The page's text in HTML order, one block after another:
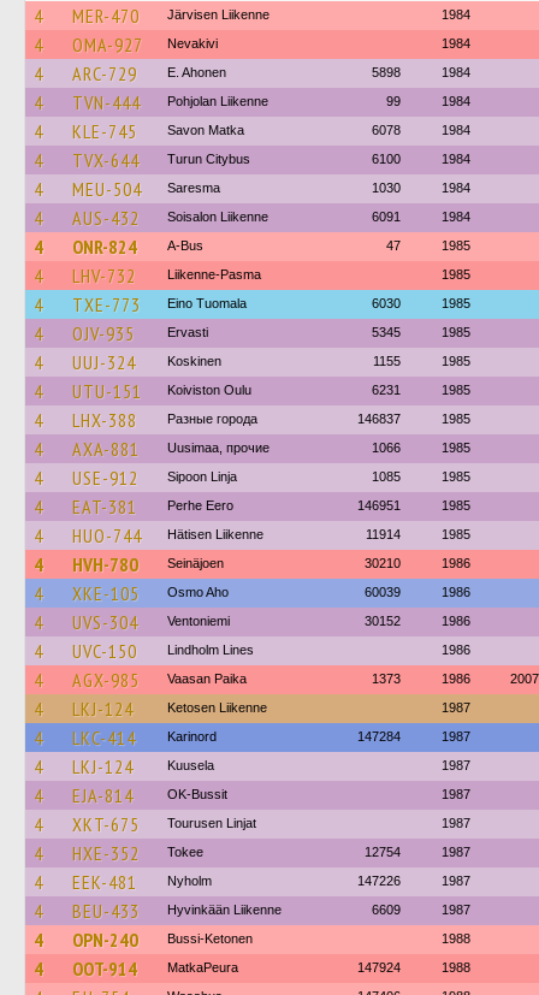
4 MER-470 Järvisen Liikenne 1984
4 OMA-927 Nevakivi 1984
4 ARC-729 E. Ahonen 5898 1984
4 TVN-444 Pohjolan Liikenne 99 1984
4 KLE-745 Savon Matka 6078 1984
4 TVX-644 Turun Citybus 6100 1984
4 MEU-504 Saresma 1030 1984
4 AUS-432 Soisalon Liikenne 6091 1984
4 ONR-824 A-Bus 47 1985
4 LHV-732 Liikenne-Pasma 1985
4 TXE-773 Eino Tuomala 6030 1985
4 OJV-935 Ervasti 5345 1985
4 UUJ-324 Koskinen 1155 1985
4 UTU-151 Koiviston Oulu 6231 1985
4 LHX-388 Разные города 146837 1985
4 AXA-881 Uusimaa, прочие 1066 1985
4 USE-912 Sipoon Linja 1085 1985
4 EAT-381 Perhe Eero 146951 1985
4 HUO-744 Hätisen Liikenne 11914 1985
4 HVH-780 Seinäjoen 30210 1986
4 XKE-105 Osmo Aho 60039 1986
4 UVS-304 Ventoniemi 30152 1986
4 UVC-150 Lindholm Lines 1986
4 AGX-985 Vaasan Paika 1373 1986 2007
4 LKJ-124 Ketosen Liikenne 1987
4 LKC-414 Karinord 147284 1987
4 LKJ-124 Kuusela 1987
4 EJA-814 OK-Bussit 1987
4 XKT-675 Tourusen Linjat 1987
4 HXE-352 Tokee 12754 1987
4 EEK-481 Nyholm 147226 1987
4 BEU-433 Hyvinkään Liikenne 6609 1987
4 OPN-240 Bussi-Ketonen 1988
4 OOT-914 MatkaPeura 147924 1988